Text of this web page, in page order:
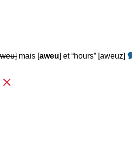
mais [aweu] et “hours” [aweuz]